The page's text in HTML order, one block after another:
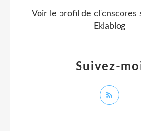
Suivez-
Voir le profil de clicnscores
Eklablog